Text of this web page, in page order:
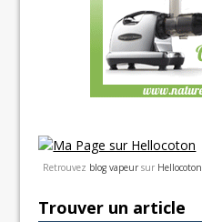
Retrouvez blog vapeur sur Hellocoton
Trouver un article